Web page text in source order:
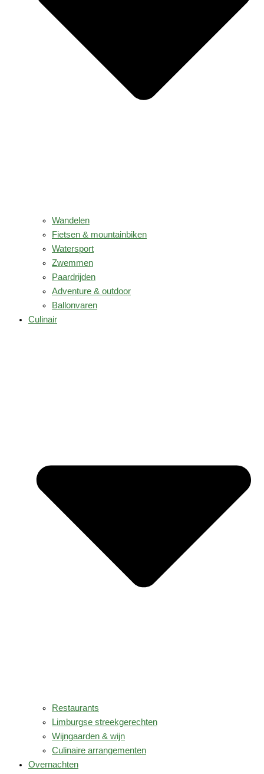
Wandelen
Fietsen & mountainbiken
Watersport
Zwemmen
Paardrijden
Adventure & outdoor
Ballonvaren
Culinair
Restaurants
Limburgse streekgerechten
Wijngaarden & wijn
Culinaire arrangementen
Overnachten